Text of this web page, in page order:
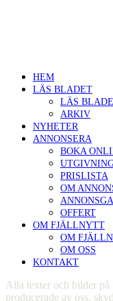
HEM
LÄS BLADET
LÄS
ARKIV
NYHETER
ANNONSERA
BOKA
PRISLISTA
OM
OFFERT
OM FJÄLLNYTT
OM
OM OSS
KONTAKT
Alla texter och bilder på
producerade av oss,